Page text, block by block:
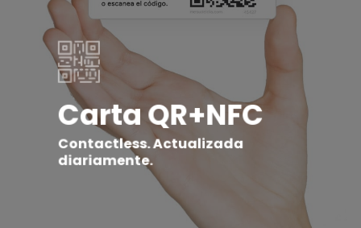
Carta QR+NFC
Contactless. Actualizada
diariamente.